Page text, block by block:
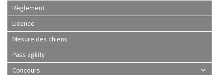
Règlement
Licence
Mesure des chiens
Pass agility
Concours